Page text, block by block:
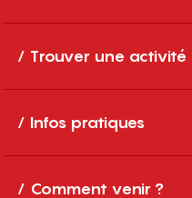
Trouver une activité
Infos pratiques
Comment venir ?
site